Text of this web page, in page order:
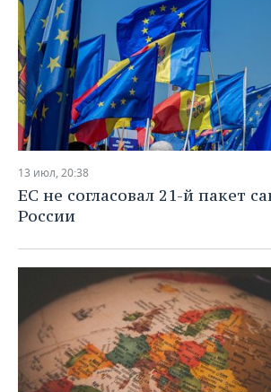
13 июл, 20:38
ЕС не согласовал 21-й пакет
России